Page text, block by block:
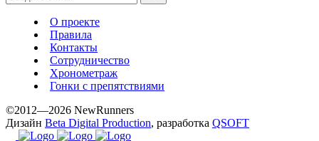
О проекте
Правила
Контакты
Сотрудничество
Хронометраж
Гонки с препятствиями
©2012—2026 NewRunners
Дизайн Beta Digital Production, разработка QSOFT